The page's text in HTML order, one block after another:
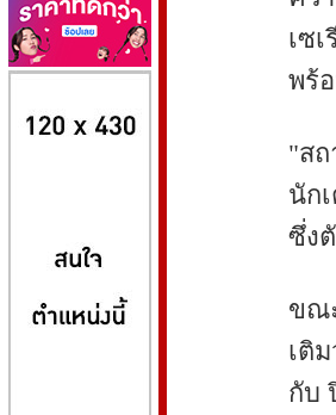
เซ
พร้
"สถ
นัก
ซึ่ง
ขณ
เติ
กับ